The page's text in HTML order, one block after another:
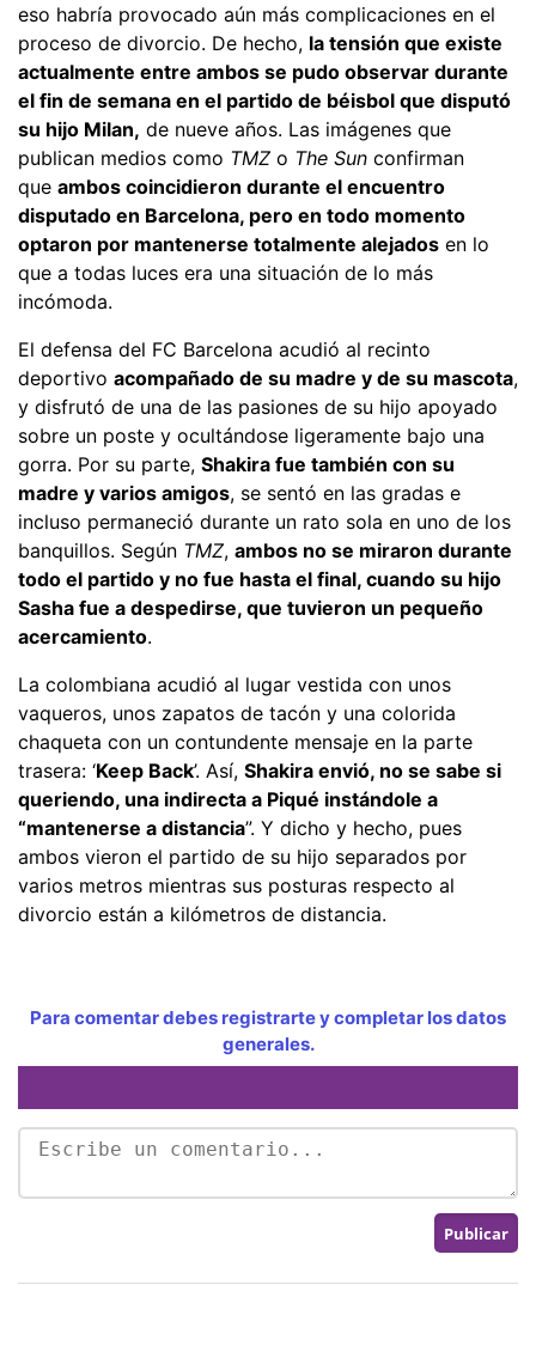
eso habría provocado aún más complicaciones en el
proceso de divorcio. De hecho, la tensión que existe
actualmente entre ambos se pudo observar durante
el fin de semana en el partido de béisbol que disputó
su hijo Milan, de nueve años. Las imágenes que
publican medios como TMZ o The Sun confirman
que ambos coincidieron durante el encuentro
disputado en Barcelona, pero en todo momento
optaron por mantenerse totalmente alejados en lo
que a todas luces era una situación de lo más
incómoda.
El defensa del FC Barcelona acudió al recinto
deportivo acompañado de su madre y de su mascota,
y disfrutó de una de las pasiones de su hijo apoyado
sobre un poste y ocultándose ligeramente bajo una
gorra. Por su parte, Shakira fue también con su
madre y varios amigos, se sentó en las gradas e
incluso permaneció durante un rato sola en uno de los
banquillos. Según TMZ, ambos no se miraron durante
todo el partido y no fue hasta el final, cuando su hijo
Sasha fue a despedirse, que tuvieron un pequeño
acercamiento.
La colombiana acudió al lugar vestida con unos
vaqueros, unos zapatos de tacón y una colorida
chaqueta con un contundente mensaje en la parte
trasera: ‘Keep Back’. Así, Shakira envió, no se sabe si
queriendo, una indirecta a Piqué instándole a
“mantenerse a distancia”. Y dicho y hecho, pues
ambos vieron el partido de su hijo separados por
varios metros mientras sus posturas respecto al
divorcio están a kilómetros de distancia.
Para comentar debes registrarte y completar los datos
generales.